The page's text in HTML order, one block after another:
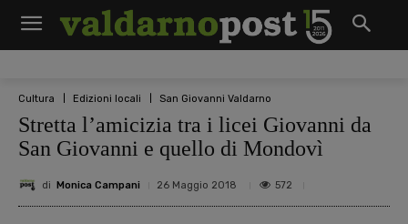
Cultura Edizioni locali San Giovanni Valdarno
Stretta l’amicizia tra i licei Giovanni da
San Giovanni e quello di Mondovì
di Monica Campani 26 Maggio 2018 572